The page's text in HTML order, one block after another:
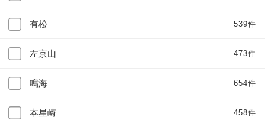
有松 539件
左京山 473件
鳴海 654件
本星崎 458件